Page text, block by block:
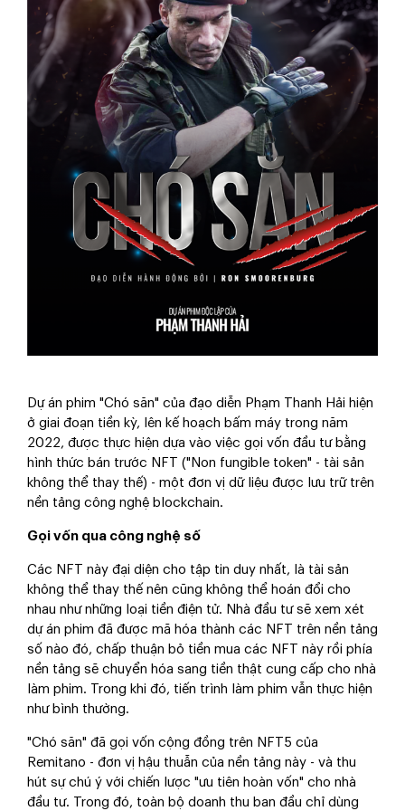
Dự án phim "Chó săn" của đạo diễn Phạm Thanh Hải hiện
ở giai đoạn tiền kỳ, lên kế hoạch bấm máy trong năm
2022, được thực hiện dựa vào việc gọi vốn đầu tư bằng
hình thức bán trước NFT ("Non fungible token" - tài sản
không thể thay thế) - một đơn vị dữ liệu được lưu trữ trên
nền tảng công nghệ blockchain.
Gọi vốn qua công nghệ số
Các NFT này đại diện cho tập tin duy nhất, là tài sản
không thể thay thế nên cũng không thể hoán đổi cho
nhau như những loại tiền điện tử. Nhà đầu tư sẽ xem xét
dự án phim đã được mã hóa thành các NFT trên nền tảng
số nào đó, chấp thuận bỏ tiền mua các NFT này rồi phía
nền tảng sẽ chuyển hóa sang tiền thật cung cấp cho nhà
làm phim. Trong khi đó, tiến trình làm phim vẫn thực hiện
như bình thường.
"Chó săn" đã gọi vốn cộng đồng trên NFT5 của
Remitano - đơn vị hậu thuẫn của nền tảng này - và thu
hút sự chú ý với chiến lược "ưu tiên hoàn vốn" cho nhà
đầu tư. Trong đó, toàn bộ doanh thu ban đầu chỉ dùng